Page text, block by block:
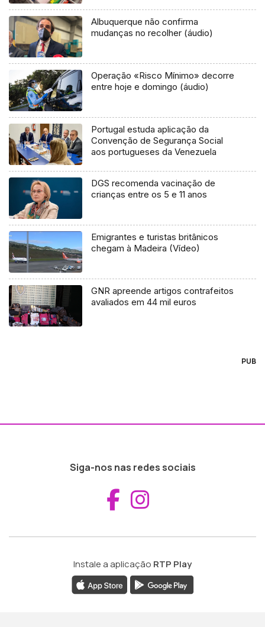
Albuquerque não confirma
mudanças no recolher (áudio)
Operação «Risco Mínimo» decorre
entre hoje e domingo (áudio)
Portugal estuda aplicação da
Convenção de Segurança Social
aos portugueses da Venezuela
DGS recomenda vacinação de
crianças entre os 5 e 11 anos
Emigrantes e turistas britânicos
chegam à Madeira (Vídeo)
GNR apreende artigos contrafeitos
avaliados em 44 mil euros
PUB
Siga-nos nas redes sociais
Aceder ao
Instale a aplicação RTP Play